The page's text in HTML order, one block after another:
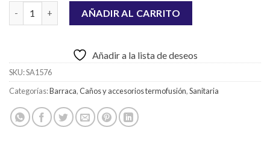
CODO TERMOFUSIÓN COMUN 32 MM cantidad
AÑADIR AL CARRITO
Añadir a la lista de deseos
SKU:SA1576
Categorías:Barraca,Caños y accesorios termofusión,Sanitaria